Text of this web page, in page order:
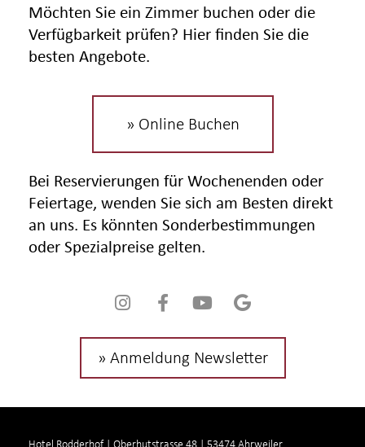
Möchten Sie ein Zimmer buchen oder die
Verfügbarkeit prüfen? Hier finden Sie die
besten Angebote.
» Online Buchen
Bei Reservierungen für Wochenenden oder
Feiertage, wenden Sie sich am Besten direkt
an uns. Es könnten Sonderbestimmungen
oder Spezialpreise gelten.
» Anmeldung Newsletter
Hotel Rodderhof | Oberhutstrasse 48 | 53474 Ahrweiler